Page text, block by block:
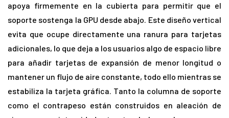
apoya firmemente en la cubierta para permitir que el
soporte sostenga la GPU desde abajo. Este diseño vertical
evita que ocupe directamente una ranura para tarjetas
adicionales, lo que deja a los usuarios algo de espacio libre
para añadir tarjetas de expansión de menor longitud o
mantener un flujo de aire constante, todo ello mientras se
estabiliza la tarjeta gráfica. Tanto la columna de soporte
como el contrapeso están construidos en aleación de